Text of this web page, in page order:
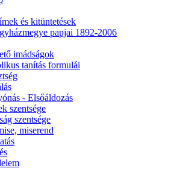
és kitüntetések
papjai 1892-2006
imádságok
tanítás formulái
- Elsőáldozás
szentsége
szentsége
miserend